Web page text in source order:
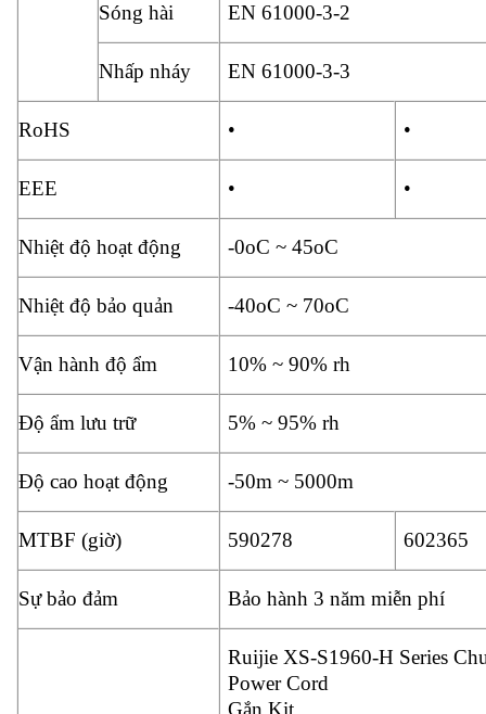
Sóng hài EN 61000-3-2
Nhấp nháy EN 61000-3-3
RoHS • •
EEE • •
Nhiệt độ hoạt động -0oC ~ 45oC
Nhiệt độ bảo quản -40oC ~ 70oC
Vận hành độ ẩm 10% ~ 90% rh
Độ ẩm lưu trữ 5% ~ 95% rh
Độ cao hoạt động -50m ~ 5000m
MTBF (giờ) 590278 602365
Sự bảo đảm Bảo hành 3 năm miễn phí
Ruijie XS-S1960-H Series
Power Cord
Gắn Kit